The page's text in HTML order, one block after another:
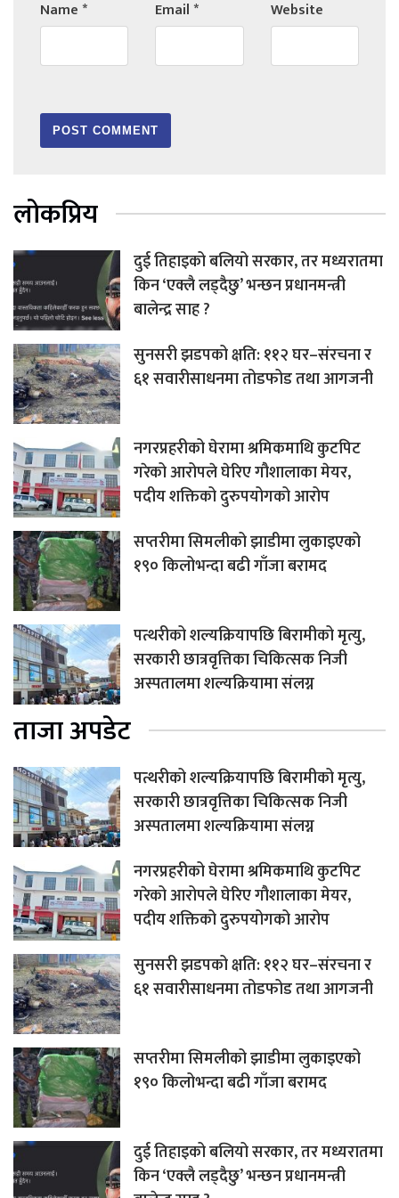
Name* Email* Website
लोकप्रिय
दुई तिहाइको बलियो सरकार, तर मध्यरातमा
किन ‘एक्लै लड्दैछु’ भन्छन प्रधानमन्त्री
बालेन्द्र साह ?
सुनसरी झडपको क्षति: ११२ घर–संरचना र
६१ सवारीसाधनमा तोडफोड तथा आगजनी
नगरप्रहरीको घेरामा श्रमिकमाथि कुटपिट
गरेको आरोपले घेरिए गौशालाका मेयर,
पदीय शक्तिको दुरुपयोगको आरोप
सप्तरीमा सिमलीको झाडीमा लुकाइएको
१९० किलोभन्दा बढी गाँजा बरामद
पत्थरीको शल्यक्रियापछि बिरामीको मृत्यु,
सरकारी छात्रवृत्तिका चिकित्सक निजी
अस्पतालमा शल्यक्रियामा संलग्न
ताजा अपडेट
पत्थरीको शल्यक्रियापछि बिरामीको मृत्यु,
सरकारी छात्रवृत्तिका चिकित्सक निजी
अस्पतालमा शल्यक्रियामा संलग्न
नगरप्रहरीको घेरामा श्रमिकमाथि कुटपिट
गरेको आरोपले घेरिए गौशालाका मेयर,
पदीय शक्तिको दुरुपयोगको आरोप
सुनसरी झडपको क्षति: ११२ घर–संरचना र
६१ सवारीसाधनमा तोडफोड तथा आगजनी
सप्तरीमा सिमलीको झाडीमा लुकाइएको
१९० किलोभन्दा बढी गाँजा बरामद
दुई तिहाइको बलियो सरकार, तर मध्यरातमा
किन ‘एक्लै लड्दैछु’ भन्छन प्रधानमन्त्री